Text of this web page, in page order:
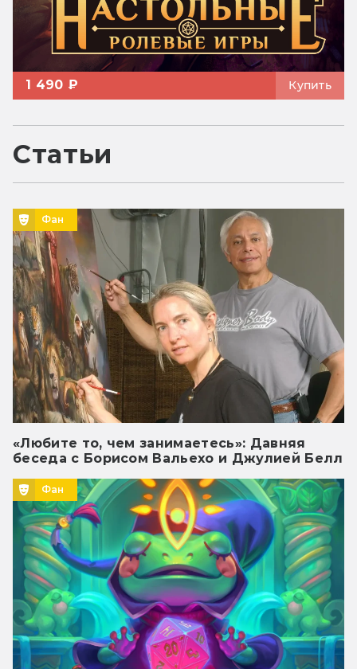
1 490 ₽ Купить
Статьи
Фан
«Любите то, чем занимаетесь»: Давняя
беседа с Борисом Вальехо и Джулией Белл
Фан